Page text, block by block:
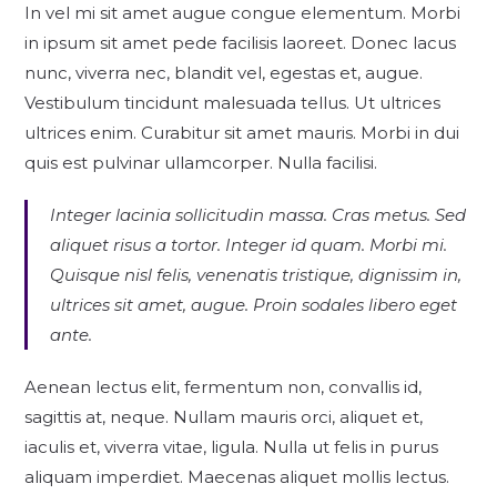
In vel mi sit amet augue congue elementum. Morbi
in ipsum sit amet pede facilisis laoreet. Donec lacus
nunc, viverra nec, blandit vel, egestas et, augue.
Vestibulum tincidunt malesuada tellus. Ut ultrices
ultrices enim. Curabitur sit amet mauris. Morbi in dui
quis est pulvinar ullamcorper. Nulla facilisi.
Integer lacinia sollicitudin massa. Cras metus. Sed
aliquet risus a tortor. Integer id quam. Morbi mi.
Quisque nisl felis, venenatis tristique, dignissim in,
ultrices sit amet, augue. Proin sodales libero eget
ante.
Aenean lectus elit, fermentum non, convallis id,
sagittis at, neque. Nullam mauris orci, aliquet et,
iaculis et, viverra vitae, ligula. Nulla ut felis in purus
aliquam imperdiet. Maecenas aliquet mollis lectus.